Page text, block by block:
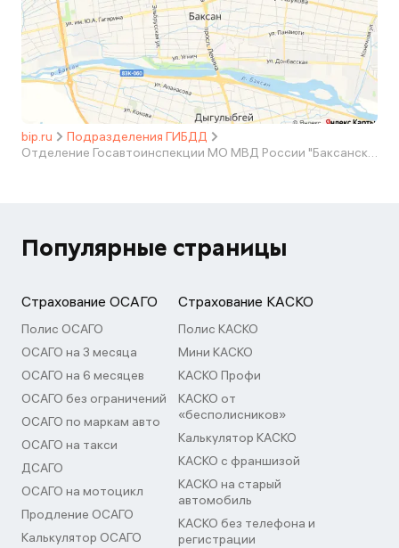
bip.ru
Подразделения ГИБДД
Отделение Госавтоинспекции МО МВД России "Баксанский"
Популярные страницы
Страхование ОСАГО
Полис ОСАГО
ОСАГО на 3 месяца
ОСАГО на 6 месяцев
ОСАГО без ограничений
ОСАГО по маркам авто
ОСАГО на такси
ДСАГО
ОСАГО на мотоцикл
Продление ОСАГО
Калькулятор ОСАГО
Страхование КАСКО
Полис КАСКО
Мини КАСКО
КАСКО Профи
КАСКО от
«бесполисников»
Калькулятор КАСКО
КАСКО с франшизой
КАСКО на старый
автомобиль
КАСКО без телефона и
регистрации